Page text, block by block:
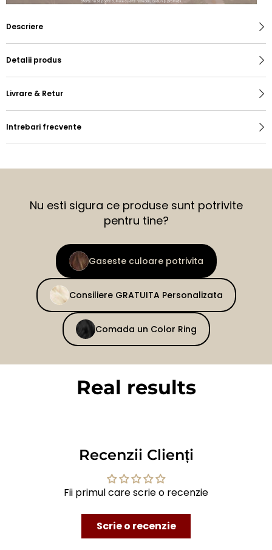
Descriere
Detalii produs
Livrare & Retur
Intrebari frecvente
Nu esti sigura ce produse sunt potrivite
pentru tine?
Gaseste culoare potrivita
Consiliere GRATUITA Personalizata
Comada un Color Ring
Real results
Recenzii Clienți
Fii primul care scrie o recenzie
Scrie o recenzie